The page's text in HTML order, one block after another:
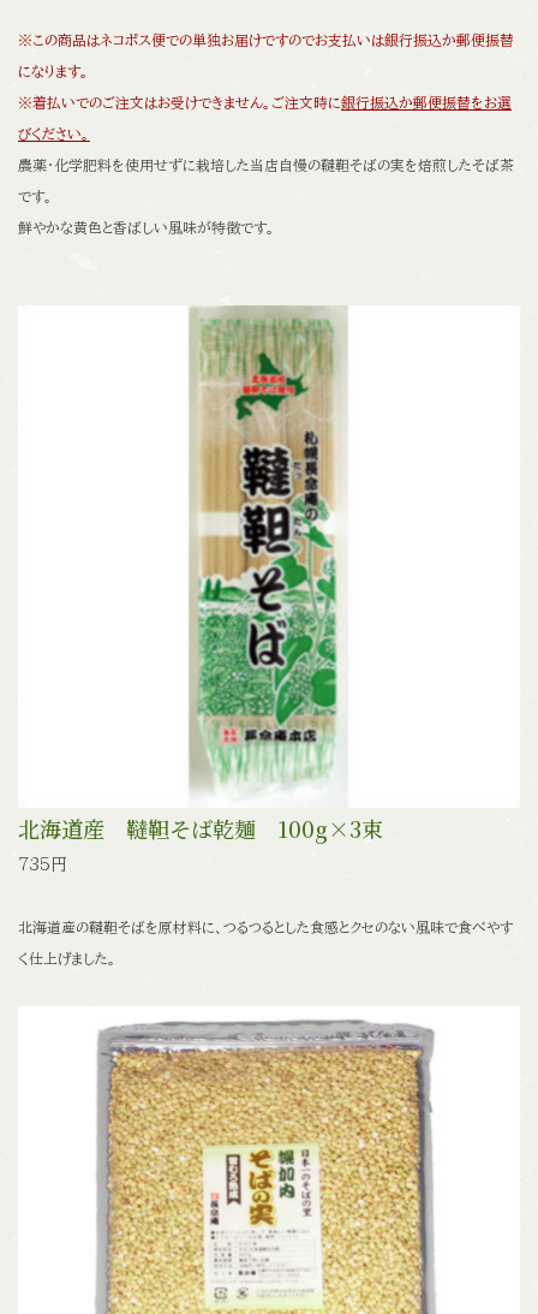
※この商品はネコポス便での単独お届けですのでお支払いは銀行振込か郵便振替
になります。
※着払いでのご注文はお受けできません。ご注文時に銀行振込か郵便振替をお選
びください。
農薬・化学肥料を使用せずに栽培した当店自慢の韃靼そばの実を焙煎したそば茶
です。
鮮やかな黄色と香ばしい風味が特徴です。
北海道産 韃靼そば乾麺 100g×3束
735円
北海道産の韃靼そばを原材料に、つるつるとした食感とクセのない風味で食べやす
く仕上げました。